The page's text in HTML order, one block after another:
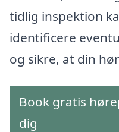
tidlig inspektion
identificere
og sikre, at din
Book gratis
dig